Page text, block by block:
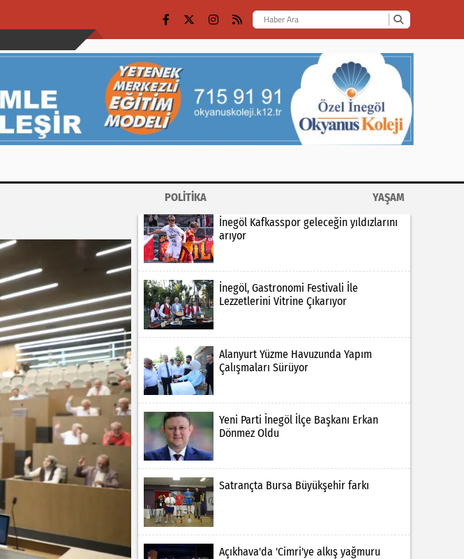
POLİTİKA
YAŞAM
İnegöl Kafkasspor geleceğin yıldızlarını
arıyor
İnegöl, Gastronomi Festivali İle
Lezzetlerini Vitrine Çıkarıyor
Alanyurt Yüzme Havuzunda Yapım
Çalışmaları Sürüyor
Yeni Parti İnegöl İlçe Başkanı Erkan
Dönmez Oldu
Satrançta Bursa Büyükşehir farkı
Açıkhava'da 'Cimri'ye alkış yağmuru